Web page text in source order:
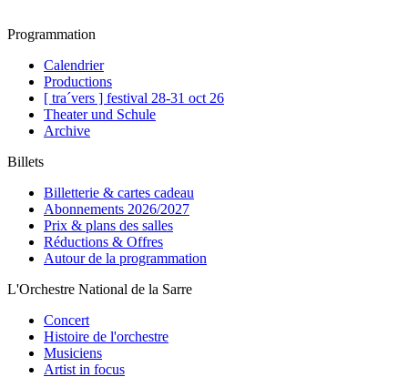
Programmation
Calendrier
Productions
[ tra´vers ] festival 28-31 oct 26
Theater und Schule
Archive
Billets
Billetterie & cartes cadeau
Abonnements 2026/2027
Prix & plans des salles
Réductions & Offres
Autour de la programmation
L'Orchestre National de la Sarre
Concert
Histoire de l'orchestre
Musiciens
Artist in focus